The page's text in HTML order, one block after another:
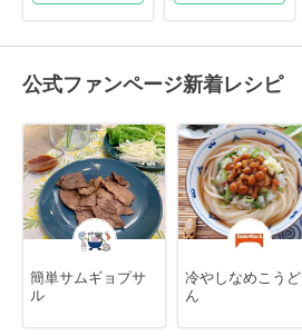
公式ファンページ新着レシピ
簡単サムギョプサ
ル
冷やしなめこうど
ん